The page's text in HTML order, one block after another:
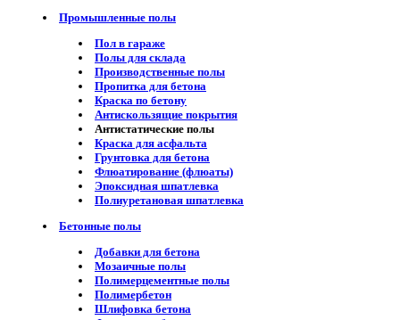
Промышленные полы
Пол в гараже
Полы для склада
Производственные полы
Пропитка для бетона
Краска по бетону
Антискользящие покрытия
Антистатические полы
Краска для асфальта
Грунтовка для бетона
Флюатирование (флюаты)
Эпоксидная шпатлевка
Полиуретановая шпатлевка
Бетонные полы
Добавки для бетона
Мозаичные полы
Полимерцементные полы
Полимербетон
Шлифовка бетона